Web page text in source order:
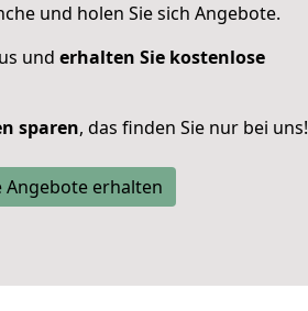
und holen Sie sich Angebote.
und erhalten Sie kostenlose
sparen, das finden Sie nur bei uns!
Angebote erhalten